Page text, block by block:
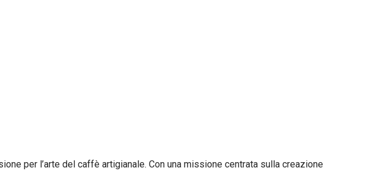
per l’arte del caffè artigianale. Con una missione centrata sulla creazione